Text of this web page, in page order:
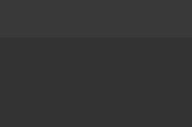
Su Porasle Prvog Dana Trumpovog